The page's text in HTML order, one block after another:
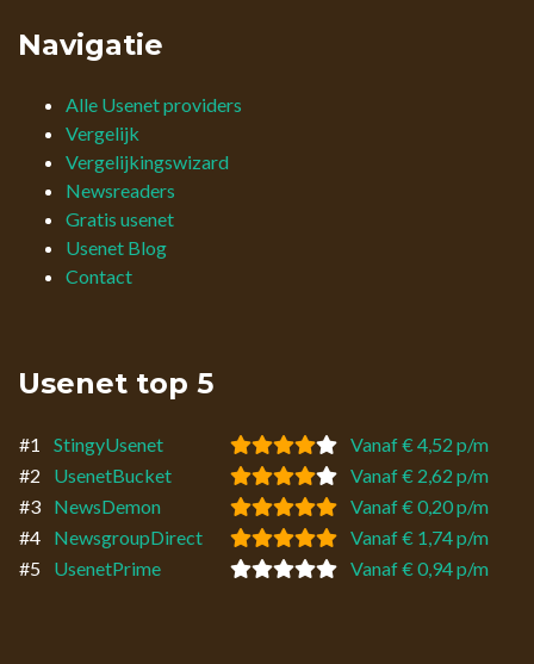
Navigatie
Alle Usenet providers
Vergelijk
Vergelijkingswizard
Newsreaders
Gratis usenet
Usenet Blog
Contact
Usenet top 5
#1 StingyUsenet
Vanaf € 4,52 p/m
#2
UsenetBucket
Vanaf € 2,62 p/m
#3
NewsDemon
Vanaf € 0,20 p/m
#4
NewsgroupDirect
Vanaf € 1,74 p/m
#5
UsenetPrime Vanaf € 0,94 p/m